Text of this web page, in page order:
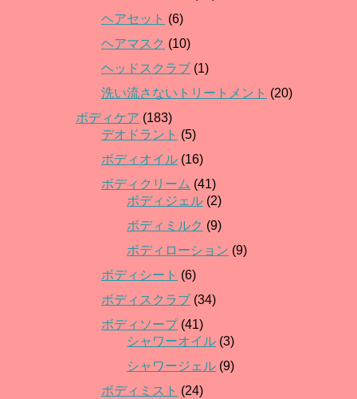
ヘアセット (6)
ヘアマスク (10)
ヘッドスクラブ (1)
洗い流さないトリートメント (20)
ボディケア (183)
デオドラント (5)
ボディオイル (16)
ボディクリーム (41)
ボディジェル (2)
ボディミルク (9)
ボディローション (9)
ボディシート (6)
ボディスクラブ (34)
ボディソープ(41)
シャワーオイル (3)
シャワージェル (9)
ボディミスト (24)